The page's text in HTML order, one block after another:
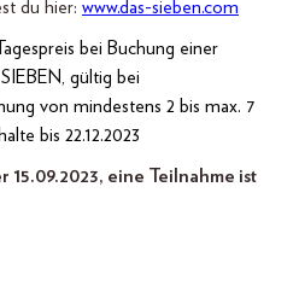
du hier: www.das-sieben.com
bei Buchung einer
gültig bei
von mindestens 2 bis max. 7
bis 22.12.2023
15.09.2023, eine Teilnahme ist